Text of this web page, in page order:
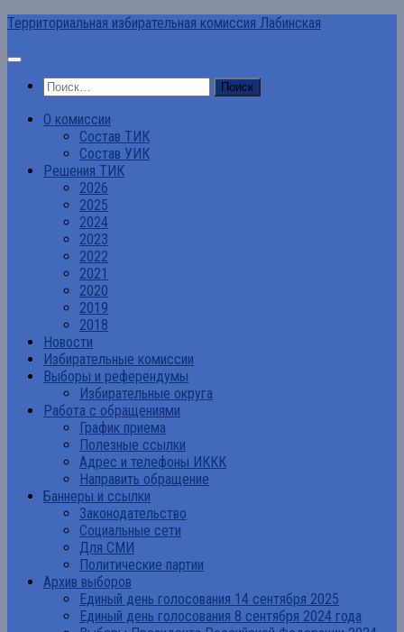
Перейти
содержимому
Территориальная избирательная комиссия Лабинская
Найти:
О комиссии
Состав ТИК
Состав УИК
Решения ТИК
2026
2025
2024
2023
2022
2021
2020
2019
2018
Новости
Избирательные комиссии
Выборы и референдумы
Избирательные округа
Работа с обращениями
График приема
Полезные ссылки
Адрес и телефоны ИККК
Направить обращение
Баннеры и ссылки
Законодательство
Социальные сети
Для СМИ
Политические партии
Архив выборов
Единый день голосования 14 сентября 2025
Единый день голосования 8 сентября 2024 года